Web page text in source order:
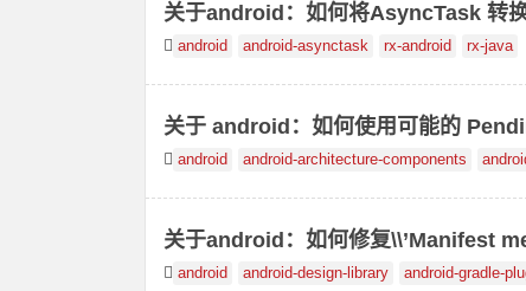
关于android：如何将AsyncTask 转
android android-asynctask rx-android rx-java
关于 android：如何使用可能的
android android-architecture-components
关于android：如何修复\\’Manifest
android android-design-library android-gradle-